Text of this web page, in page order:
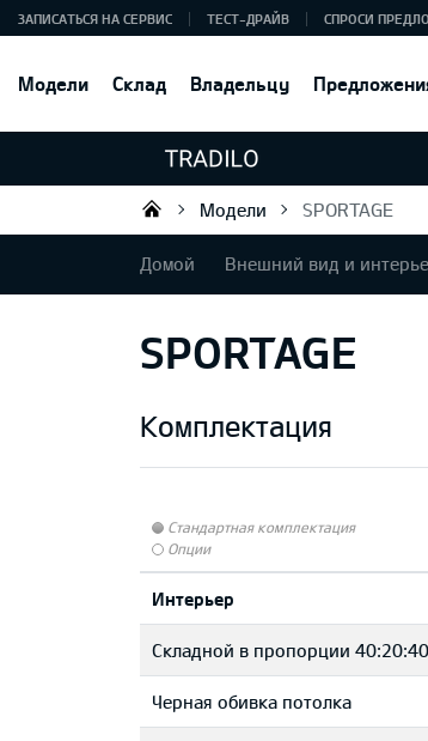
Модели Склад Владельцу
ЗАПИСАТЬСЯ НА СЕРВИС ТЕСТ-ДРАЙВ СПРОСИ
Tradilo OÜ
Модели SPORTAGE
Домой Внешний вид и
SPORTAGE
Комплектация
Стандартная комплектация
Опции
Интерьер
Складной в пропорции
Черная обивка потолка